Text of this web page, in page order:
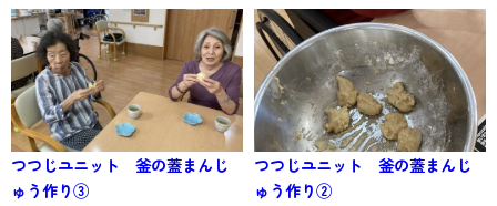
つつじユニット 釜の蓋まんじ
ゅう作り③
つつじユニット 釜の蓋まんじ
ゅう作り②